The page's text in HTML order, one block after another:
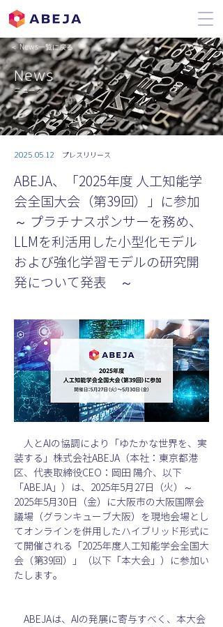
＜ News一覧に戻る
News
ニュース
2025.05.12 プレスリリース
ABEJA、「2025年度 人工知能学
会全国大会（第39回）」に参加
～ プラチナスポンサーを務め、
LLMを利活用した小型化モデル
および強化学習モデルの研究開
発について発表 ～
人とAIの協調により「ゆたかな世界を、実
装する」株式会社ABEJA（本社：東京都港
区、代表取締役CEO：岡田 陽介、以下
「ABEJA」）は、2025年5月27日（火）～
2025年5月30日（金）に大阪市の大阪国際会
議場（グランキューブ大阪）を現地会場とし
てオンラインを併用したハイブリッド形式に
て開催される「2025年度人工知能学会全国大
会（第39回）」（以下「本大会」）に参加い
たします。
ABEJAは、AIの発展に寄与すべく、本大会